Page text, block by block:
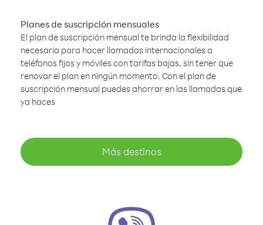
Planes de suscripción mensuales
El plan de suscripción mensual te brinda la flexibilidad
necesaria para hacer llamadas internacionales a
teléfonos fijos y móviles con tarifas bajas, sin tener que
renovar el plan en ningún momento. Con el plan de
suscripción mensual puedes ahorrar en las llamadas que
ya haces
Más destinos